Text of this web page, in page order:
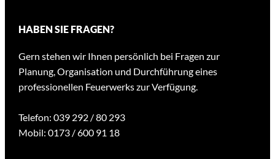
HABEN SIE FRAGEN?
Gern stehen wir Ihnen persönlich bei Fragen zur
Planung, Organisation und Durchführung eines
professionellen Feuerwerks zur Verfügung.
Telefon: 039 292 / 80 293
Mobil: 0173 / 600 91 18